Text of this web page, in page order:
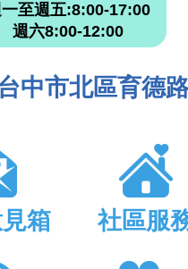
至週五:8:00-17:00
週六8:00-12:00
中市北區育德
箱 社區服